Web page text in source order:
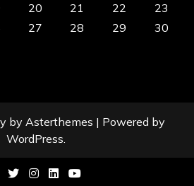
20 21 22
23
27 28 29
30
by Asterthemes | Powered by
WordPress.
Facebook
TwitterInstagram
Linkedin
Youtube